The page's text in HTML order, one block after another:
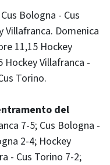
Bologna - Cus
Villafranca. Domenica
11,15 Hockey
Hockey Villafranca -
Torino.
del
7-5; Cus Bologna -
2-4; Hockey
- Cus Torino 7-2;